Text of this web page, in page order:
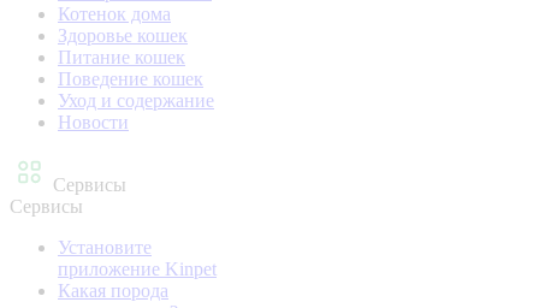
Котенок дома
Здоровье кошек
Питание кошек
Поведение кошек
Уход и содержание
Новости
Сервисы
Сервисы
Установите
приложение Kinpet
Какая порода